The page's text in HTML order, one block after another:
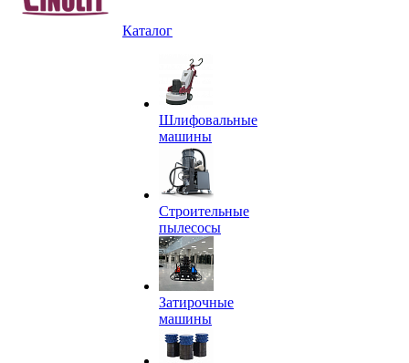
Каталог
Шлифовальные
машины
Строительные
пылесосы
Затирочные
машины